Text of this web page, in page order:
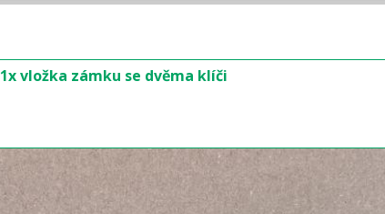
1x vložka zámku se dvěma klíči